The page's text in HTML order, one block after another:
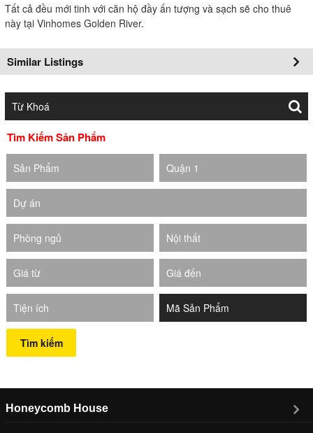
Tất cả đều mới tinh với căn hộ đầy ấn tượng và sạch sẽ cho thuê
này tại Vinhomes Golden River.
Similar Listings
Tìm Kiếm Sản Phẩm
Sản Phẩm Quận 1
Dự án
Phòng ngủ Nội thất
Giá từ Giá đến
Tiện ích
Tìm kiếm
Honeycomb House